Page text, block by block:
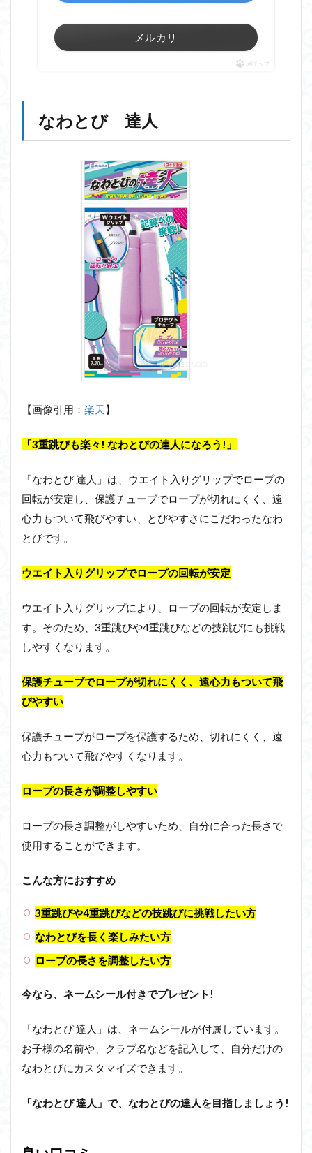
メルカリ
ポチップ
なわとび 達人
【画像引用： 楽天】
「3重跳びも楽々! なわとびの達人になろう!」
「なわとび 達人」は、ウエイト入りグリップでロープの
回転が安定し、保護チューブでロープが切れにくく、遠
心力もついて飛びやすい、とびやすさにこだわったなわ
とびです。
ウエイト入りグリップでロープの回転が安定
ウエイト入りグリップにより、ロープの回転が安定しま
す。そのため、3重跳びや4重跳びなどの技跳びにも挑戦
しやすくなります。
保護チューブでロープが切れにくく、遠心力もついて飛
びやすい
保護チューブがロープを保護するため、切れにくく、遠
心力もついて飛びやすくなります。
ロープの長さが調整しやすい
ロープの長さ調整がしやすいため、自分に合った長さで
使用することができます。
こんな方におすすめ
3重跳びや4重跳びなどの技跳びに挑戦したい方
なわとびを長く楽しみたい方
ロープの長さを調整したい方
今なら、ネームシール付きでプレゼント!
「なわとび 達人」は、ネームシールが付属しています。
お子様の名前や、クラブ名などを記入して、自分だけの
なわとびにカスタマイズできます。
「なわとび 達人」で、なわとびの達人を目指しましょう!